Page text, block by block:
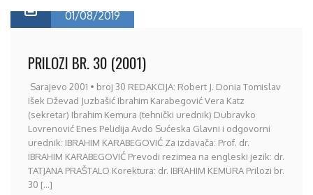
01/08/2019
PRILOZI BR. 30 (2001)
Sarajevo 2001 • broj 30 REDAKCIJA: Robert J. Donia Tomislav
Išek Dževad Juzbašić Ibrahim Karabegović Vera Katz
(sekretar) Ibrahim Kemura (tehnički urednik) Dubravko
Lovrenović Enes Pelidija Avdo Sućeska Glavni i odgovorni
urednik: IBRAHIM KARABEGOVIĆ Za izdavača: Prof. dr.
IBRAHIM KARABEGOVIĆ Prevodi rezimea na engleski jezik: dr.
TATJANA PRAŠTALO Korektura: dr. IBRAHIM KEMURA Prilozi br.
30 [...]